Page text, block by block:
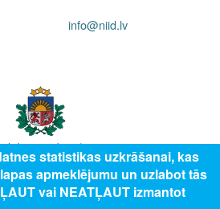
info@niid.lv
aģentūra, publicētā satura visas tiesības
statistikas uzkrāšanai, kas
apmeklējumu un uzlabot tās
vai NEATĻAUT izmantot